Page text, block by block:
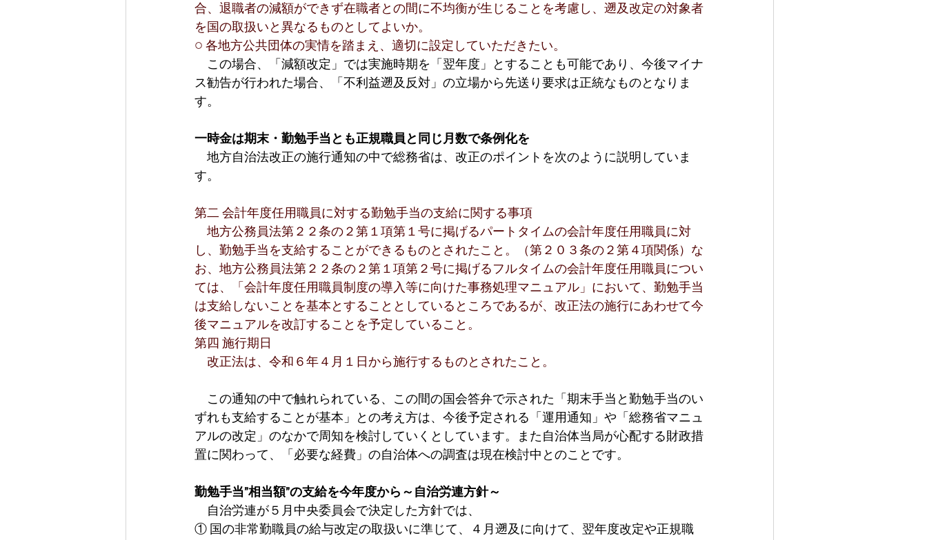
合、退職者の減額ができず在職者との間に不均衡が生じることを考慮し、遡及改定の対象者
を国の取扱いと異なるものとしてよいか。
○ 各地方公共団体の実情を踏まえ、適切に設定していただきたい。
この場合、「減額改定」では実施時期を「翌年度」とすることも可能であり、今後マイナ
ス勧告が行われた場合、「不利益遡及反対」の立場から先送り要求は正統なものとなりま
す。
一時金は期末・勤勉手当とも正規職員と同じ月数で条例化を
地方自治法改正の施行通知の中で総務省は、改正のポイントを次のように説明していま
す。
第二 会計年度任用職員に対する勤勉手当の支給に関する事項
地方公務員法第２２条の２第１項第１号に掲げるパートタイムの会計年度任用職員に対
し、勤勉手当を支給することができるものとされたこと。（第２０３条の２第４項関係）な
お、地方公務員法第２２条の２第１項第２号に掲げるフルタイムの会計年度任用職員につい
ては、「会計年度任用職員制度の導入等に向けた事務処理マニュアル」において、勤勉手当
は支給しないことを基本とすることとしているところであるが、改正法の施行にあわせて今
後マニュアルを改訂することを予定していること。
第四 施行期日
改正法は、令和６年４月１日から施行するものとされたこと。
この通知の中で触れられている、この間の国会答弁で示された「期末手当と勤勉手当のい
ずれも支給することが基本」との考え方は、今後予定される「運用通知」や「総務省マニュ
アルの改定」のなかで周知を検討していくとしています。また自治体当局が心配する財政措
置に関わって、「必要な経費」の自治体への調査は現在検討中とのことです。
勤勉手当”相当額”の支給を今年度から～自治労連方針～
自治労連が５月中央委員会で決定した方針では、
① 国の非常勤職員の給与改定の取扱いに準じて、４月遡及に向けて、翌年度改定や正規職